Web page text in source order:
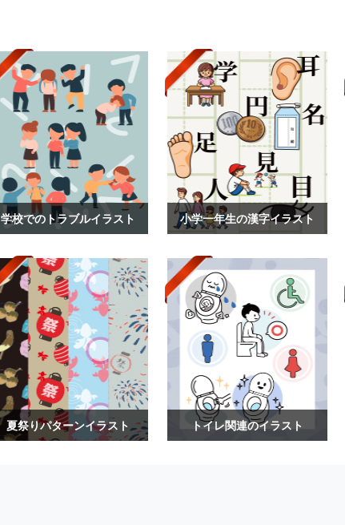
学校でのトラブルイラスト 小学一年生の漢字イラスト
夏祭りパターンイラスト トイレ関連のイラスト